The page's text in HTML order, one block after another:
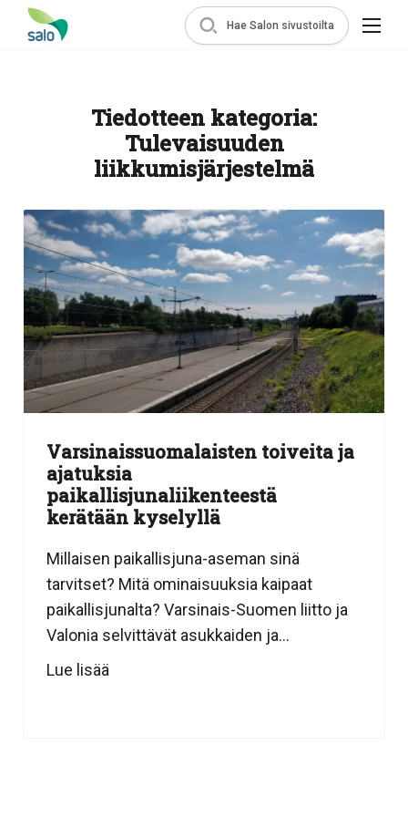
Hae Salon sivustoilta
Tiedotteen kategoria:
Tulevaisuuden
liikkumisjärjestelmä
Varsinaissuomalaisten toiveita ja
ajatuksia
paikallisjunaliikenteestä
kerätään kyselyllä
Millaisen paikallisjuna-aseman sinä
tarvitset? Mitä ominaisuuksia kaipaat
paikallisjunalta? Varsinais-Suomen liitto ja
Valonia selvittävät asukkaiden ja...
Lue lisää